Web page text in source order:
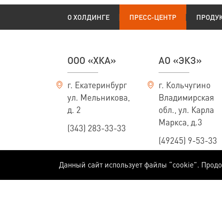
О ХОЛДИНГЕ ПРЕСС-ЦЕНТР
ООО «ХКА»
г. Екатеринбург
ул. Мельникова,
д. 2
(343) 283-33-33
АО «ЭКЗ»
г. Кольчугино
Владимирская
обл., ул. Карла
Маркса, д.3
(49245) 9-53-33
Информация, приведенная на сайте, не является публичной офертой,
технологий и расширения ассортимента производимой продукции мы
Данный сайт использует файлы “cookie”.